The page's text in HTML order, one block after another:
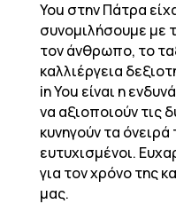
You στην Πάτρα
συνομιλήσουμε με
τον άνθρωπο, το
καλλιέργεια
in You είναι η
να αξιοποιούν τις
κυνηγούν τα όνειρά
ευτυχισμένοι.
για τον χρόνο της
μας.